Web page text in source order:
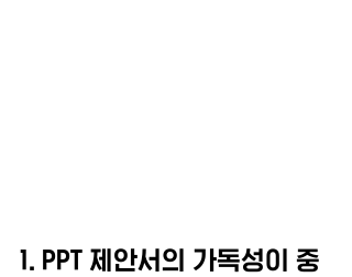
1. PPT 제안서의 가독성이 중